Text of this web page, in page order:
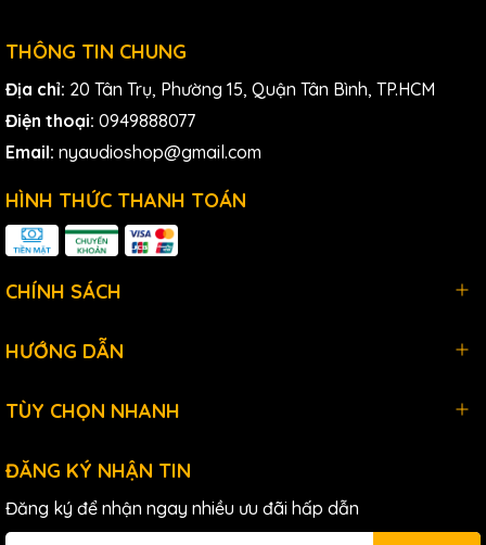
Sennheiser EW IEM G4-TWIN Wireless In-Ear Monitoring
System - A Band là một giải pháp hoàn hảo cho những ai
đang tìm kiếm một hệ thống IEM chuyên nghiệp, ổn định và
linh hoạt. Với chất lượng âm thanh tuyệt vời, thiết kế tiện lợi
và độ bền cao, hệ thống này chắc chắn sẽ đáp ứng mọi
Tính năng của Sennheiser
ew IEM G4-Twin:
Hoạt động lên đến 61 kênh với băng thông lên đến 42MHz
Công suất đầu ra RF cao hơn, lên đến 50mW, có thể chọn
Hệ thống băng tần nâng cao với tối đa 16 tần số tương
thích
THÔNG TIN CHUNG
Địa chỉ: 20 Tân Trụ, Phường 15, Quận Tân Bình, TP.HCM
Điện thoại: 0949888077
Email: nyaudioshop@gmail.com
HÌNH THỨC THANH TOÁN
CHÍNH SÁCH
HƯỚNG DẪN
TÙY CHỌN NHANH
ĐĂNG KÝ NHẬN TIN
Đăng ký để nhận ngay nhiều ưu đãi hấp dẫn